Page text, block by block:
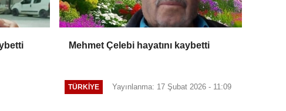
Mehmet Çelebi hayatını kaybetti
TÜRKIYE Yayınlanma: 17 Şubat 2026 - 11:09